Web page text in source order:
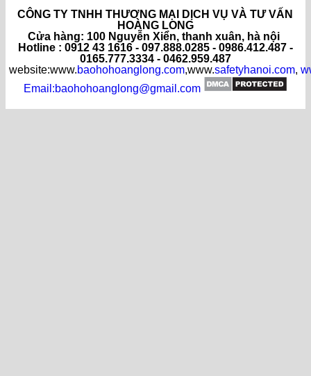
CÔNG TY TNHH THƯƠNG MẠI DỊCH VỤ VÀ TƯ VẤN
HOÀNG LONG
Cửa hàng: 100 Nguyễn Xiển, thanh xuân, hà nội
Hotline : 0912 43 1616 - 097.888.0285 - 0986.412.487 -
0165.777.3334 - 0462.959.487
website:www.baohohoanglong.com,www.safetyhanoi.com,
Email:baohohoanglong@gmail.com